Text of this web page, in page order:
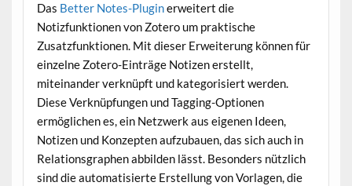
Das Better Notes-Pluginerweitert die
Notizfunktionen von Zotero um praktische
Zusatzfunktionen. Mit dieser Erweiterung können für
einzelne Zotero-Einträge Notizen erstellt,
miteinander verknüpft und kategorisiert werden.
Diese Verknüpfungen und Tagging-Optionen
ermöglichen es, ein Netzwerk aus eigenen Ideen,
Notizen und Konzepten aufzubauen, das sich auch in
Relationsgraphen abbilden lässt. Besonders nützlich
sind die automatisierte Erstellung von Vorlagen, die